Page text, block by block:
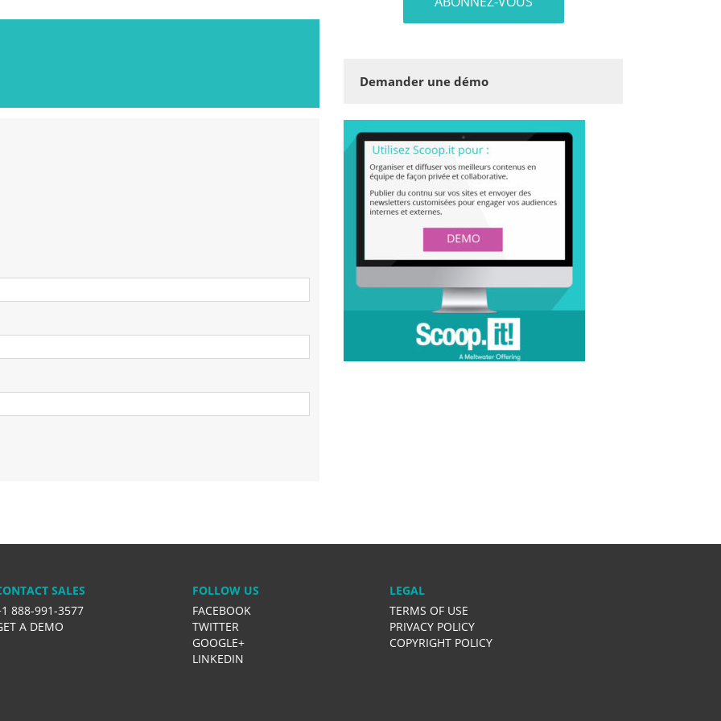
Demander une démo
SALES
888-991-3577
A DEMO
FOLLOW US
FACEBOOK
TWITTER
GOOGLE+
LINKEDIN
LEGAL
TERMS OF USE
PRIVACY POLICY
COPYRIGHT POLICY